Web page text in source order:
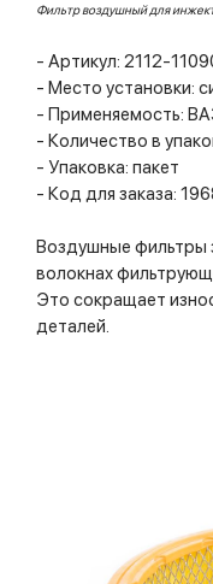
Фильтр воздушный для
- Артикул: 2112-
- Место установки:
- Применяемость:
- Количество в
- Упаковка: пакет
- Код для заказа:
Воздушные фильтры
волокнах
Это сокращает
деталей.